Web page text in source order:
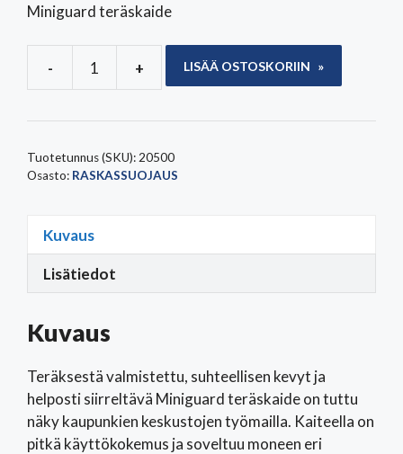
Miniguard teräskaide
-
MiniGuard
m
+ LISÄÄ OSTOSKORIIN
Tuotetunnus (SKU): 20500
Osasto: RASKASSUOJAUS
Kuvaus
Lisätiedot
Kuvaus
Teräksestä valmistettu, suhteellisen kevyt ja
helposti siirreltävä Miniguard teräskaide on tuttu
näky kaupunkien keskustojen työmailla. Kaiteella on
pitkä käyttökokemus ja soveltuu moneen eri